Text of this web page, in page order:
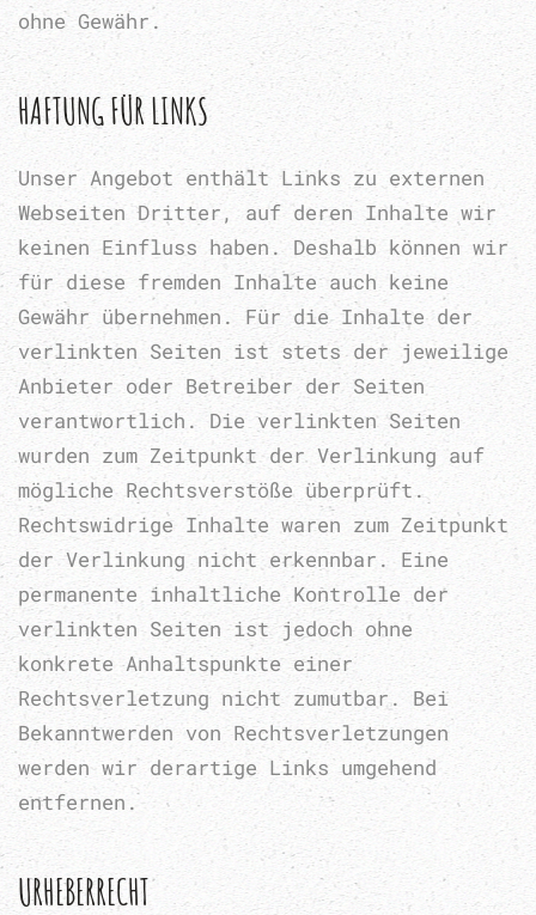
ohne Gewähr.
HAFTUNG FÜR LINKS
Unser Angebot enthält Links zu externen
Webseiten Dritter, auf deren Inhalte wir
keinen Einfluss haben. Deshalb können wir
für diese fremden Inhalte auch keine
Gewähr übernehmen. Für die Inhalte der
verlinkten Seiten ist stets der jeweilige
Anbieter oder Betreiber der Seiten
verantwortlich. Die verlinkten Seiten
wurden zum Zeitpunkt der Verlinkung auf
mögliche Rechtsverstöße überprüft.
Rechtswidrige Inhalte waren zum Zeitpunkt
der Verlinkung nicht erkennbar. Eine
permanente inhaltliche Kontrolle der
verlinkten Seiten ist jedoch ohne
konkrete Anhaltspunkte einer
Rechtsverletzung nicht zumutbar. Bei
Bekanntwerden von Rechtsverletzungen
werden wir derartige Links umgehend
entfernen.
URHEBERRECHT